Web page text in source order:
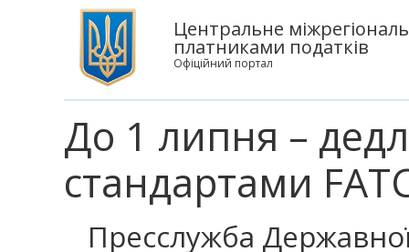
Центральне
платниками податків
Офіційний портал
До 1 липня –
стандартами
Пресслужба